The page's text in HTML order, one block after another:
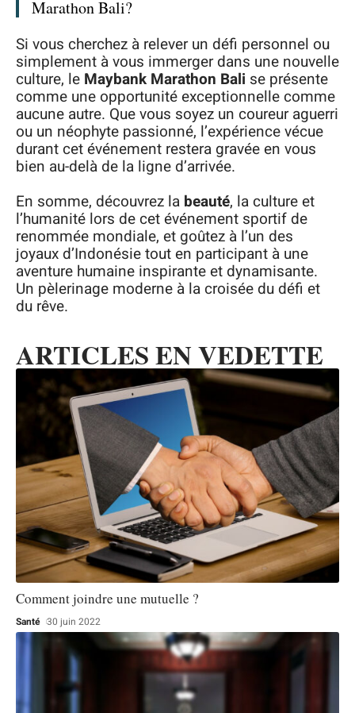
Marathon Bali?
Si vous cherchez à relever un défi personnel ou
simplement à vous immerger dans une nouvelle
culture, le Maybank Marathon Bali se présente
comme une opportunité exceptionnelle comme
aucune autre. Que vous soyez un coureur aguerri
ou un néophyte passionné, l’expérience vécue
durant cet événement restera gravée en vous
bien au-delà de la ligne d’arrivée.
En somme, découvrez la beauté, la culture et
l’humanité lors de cet événement sportif de
renommée mondiale, et goûtez à l’un des
joyaux d’Indonésie tout en participant à une
aventure humaine inspirante et dynamisante.
Un pèlerinage moderne à la croisée du défi et
du rêve.
ARTICLES EN VEDETTE
Comment joindre une mutuelle ?
Santé 30 juin 2022